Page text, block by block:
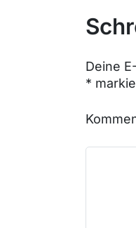
Deine
*